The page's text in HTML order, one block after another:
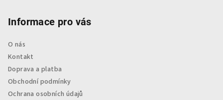
Informace pro vás
O nás
Kontakt
Doprava a platba
Obchodní podmínky
Ochrana osobních údajů